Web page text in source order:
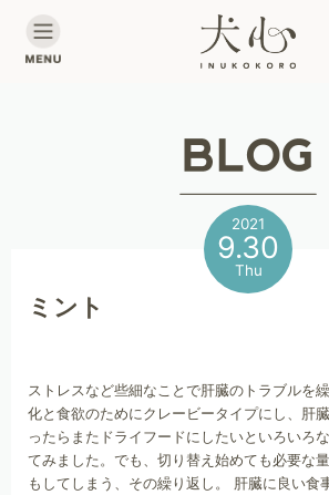
2021
9.30
Thu
ミント
ストレスなど些細なことで肝臓のトラブルを
化と食欲のためにクレービータイプにし、肝
ったらまたドライフードにしたいといろいろ
てみました。でも、切り替え始めても必要な
もしてしまう、その繰り返し。 肝臓に良い食